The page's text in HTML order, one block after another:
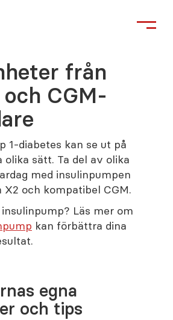
från
CGM-
1-diabetes kan se ut på
olika sätt. Ta del av olika
med insulinpumpen
X2 och kompatibel CGM.
Läs mer om
kan förbättra dina
egna
och tips